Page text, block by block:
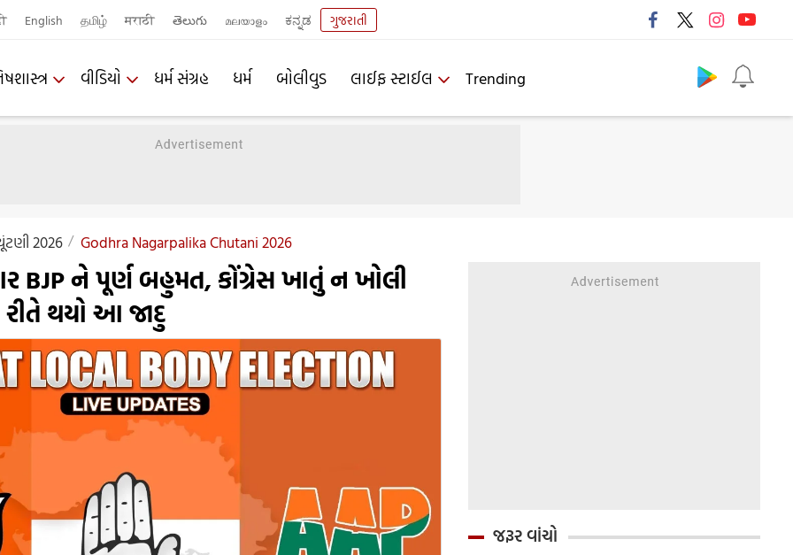
English தமிழ் मराठी తెలుగు മലയാളം ಕನ್ನಡ ગુજરાતી
વીડિયો ધર્મ સંગ્રહ ધર્મ બોલીવુડ લાઈફ સ્ટાઈલ Trending
2026 Godhra Nagarpalika Chutani 2026
BJP ને પૂર્ણ બહુમત, કોંગ્રેસ ખાતું ન ખોલી
થયો આ જાદુ
જરૂર વાંચો